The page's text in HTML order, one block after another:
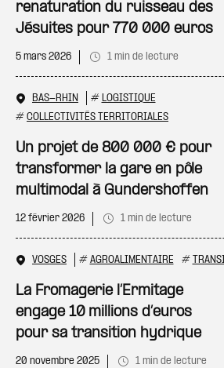
renaturation du ruisseau des
Jésuites pour 770 000 euros
5 mars 2026 1 min de lecture
BAS-RHIN # LOGISTIQUE
# COLLECTIVITÉS TERRITORIALES
Un projet de 800 000 € pour
transformer la gare en pôle
multimodal à Gundershoffen
12 février 2026 1 min de lecture
VOSGES # AGROALIMENTAIRE #
La Fromagerie l’Ermitage
engage 10 millions d’euros
pour sa transition hydrique
20 novembre 2025 1 min de lecture